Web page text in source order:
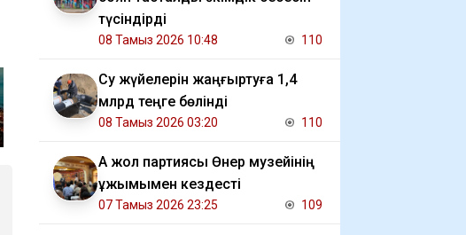
түсіндірді
08 Тамыз 2026 10:48 110
Су жүйелерін жаңғыртуға 1,4
млрд теңге бөлінді
08 Тамыз 2026 03:20 110
Ақ жол партиясы Өнер музейінің
ұжымымен кездесті
07 Тамыз 2026 23:25 109